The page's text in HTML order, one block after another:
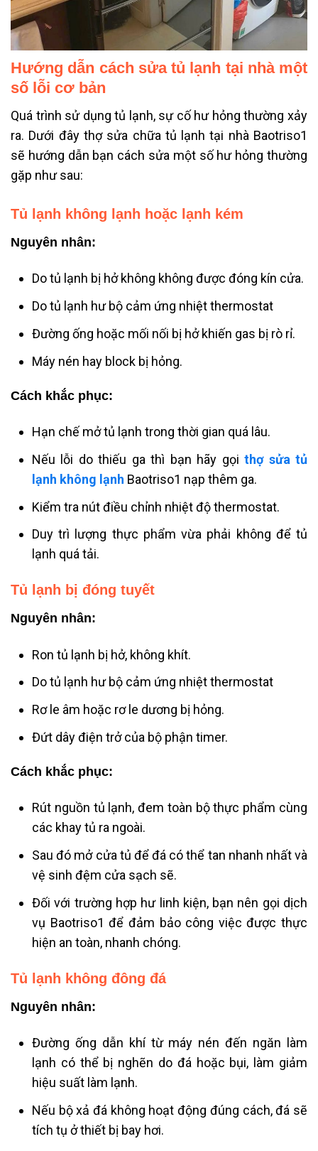
Hướng dẫn cách sửa tủ lạnh tại nhà một
số lỗi cơ bản
Quá trình sử dụng tủ lạnh, sự cố hư hỏng thường xảy
ra. Dưới đây thợ sửa chữa tủ lạnh tại nhà Baotriso1
sẽ hướng dẫn bạn cách sửa một số hư hỏng thường
gặp như sau:
Tủ lạnh không lạnh hoặc lạnh kém
Nguyên nhân:
Do tủ lạnh bị hở không không được đóng kín cửa.
Do tủ lạnh hư bộ cảm ứng nhiệt thermostat
Đường ống hoặc mối nối bị hở khiến gas bị rò rỉ.
Máy nén hay block bị hỏng.
Cách khắc phục:
Hạn chế mở tủ lạnh trong thời gian quá lâu.
Nếu lỗi do thiếu ga thì bạn hãy gọi thợ sửa tủ
lạnh không lạnh Baotriso1 nạp thêm ga.
Kiểm tra nút điều chỉnh nhiệt độ thermostat.
Duy trì lượng thực phẩm vừa phải không để tủ
lạnh quá tải.
Tủ lạnh bị đóng tuyết
Nguyên nhân:
Ron tủ lạnh bị hở, không khít.
Do tủ lạnh hư bộ cảm ứng nhiệt thermostat
Rơ le âm hoặc rơ le dương bị hỏng.
Đứt dây điện trở của bộ phận timer.
Cách khắc phục:
Rút nguồn tủ lạnh, đem toàn bộ thực phẩm cùng
các khay tủ ra ngoài.
Sau đó mở cửa tủ để đá có thể tan nhanh nhất và
vệ sinh đệm cửa sạch sẽ.
Đối với trường hợp hư linh kiện, bạn nên gọi dịch
vụ Baotriso1 để đảm bảo công việc được thực
hiện an toàn, nhanh chóng.
Tủ lạnh không đông đá
Nguyên nhân:
Đường ống dẫn khí từ máy nén đến ngăn làm
lạnh có thể bị nghẽn do đá hoặc bụi, làm giảm
hiệu suất làm lạnh.
Nếu bộ xả đá không hoạt động đúng cách, đá sẽ
tích tụ ở thiết bị bay hơi.